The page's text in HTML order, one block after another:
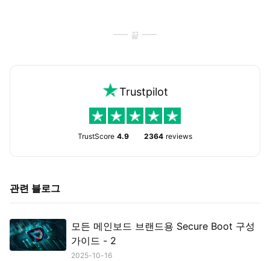
끝
Trustpilot
TrustScore 4.9 2364 reviews
관련 블로그
모든 메인보드 브랜드용 Secure Boot 구성
가이드 - 2
2025-10-16